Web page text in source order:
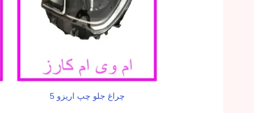
چراغ جلو چپ اریزو 5